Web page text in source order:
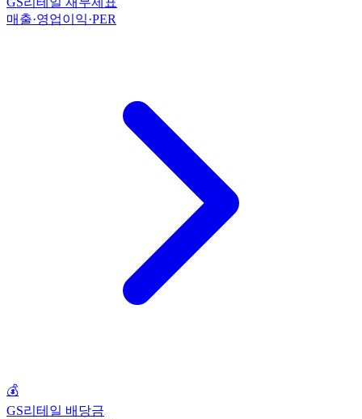
매출·영업이익·PER
💰
GS리테일 배당금